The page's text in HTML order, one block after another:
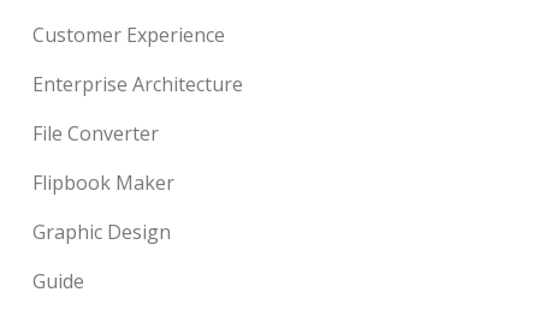
Customer Experience
Enterprise Architecture
File Converter
Flipbook Maker
Graphic Design
Guide